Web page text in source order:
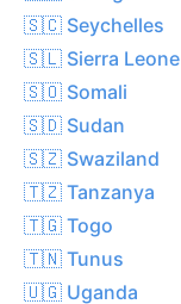
🇸🇨 Seychelles
🇸🇱 Sierra Leone
🇸🇴 Somali
🇸🇩 Sudan
🇸🇿 Swaziland
🇹🇿 Tanzanya
🇹🇬 Togo
🇹🇳 Tunus
🇺🇬 Uganda